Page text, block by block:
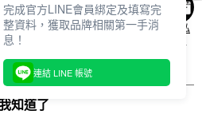
網站使用 cookie 方式之詳情，及若您不希
電腦的 cookie 設定，請參閱本網站「
隱私
用本網站即表示您同意本公司得按本網站使
知道了
完成官方LINE會員綁定及填寫完
整資料，獲取品牌相關第一手消
息！
連結 LINE 帳號